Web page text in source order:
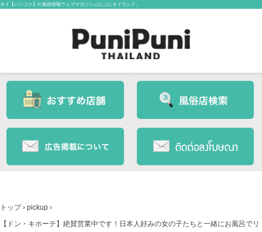
タイ【バンコク】の風俗情報ウェブマガジンぷにぷにタイランド。
トップ › pickup ›
【ドン・キホーテ】絶賛営業中です！日本人好みの女の子たちと一緒にお風呂でリ